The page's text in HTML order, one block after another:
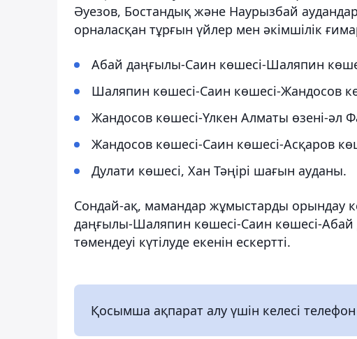
Әуезов, Бостандық және Наурызбай
орналасқан тұрғын үйлер мен әкімшілік
Абай даңғылы-Саин көшесі-Шаляпин
Шаляпин көшесі-Саин көшесі-Жандосов
Жандосов көшесі-Үлкен Алматы өзені-әл
Жандосов көшесі-Саин көшесі-Асқаров
Дулати көшесі, Хан Тәңірі шағын ауданы.
Сондай-ақ, мамандар жұмыстарды орындау
даңғылы-Шаляпин көшесі-Саин көшесі-
төмендеуі күтілуде екенін ескертті.
Қосымша ақпарат алу үшін келесі